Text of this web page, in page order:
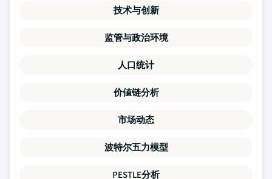
技术与创新
监管与政治环境
人口统计
价値链分析
市场动态
波特尔五力模型
PESTLE分析